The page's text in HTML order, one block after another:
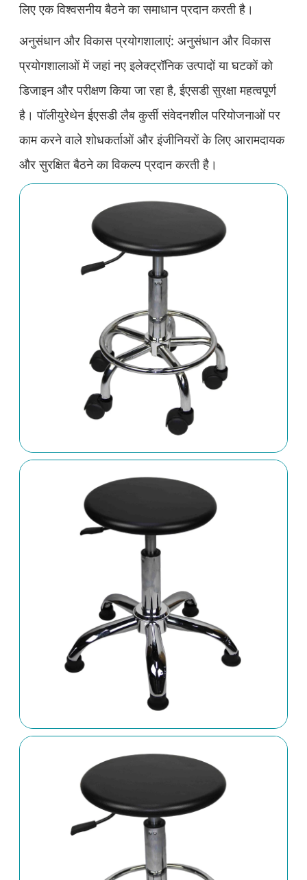
लिए एक विश्वसनीय बैठने का समाधान प्रदान करती है।
अनुसंधान और विकास प्रयोगशालाएं: अनुसंधान और विकास
प्रयोगशालाओं में जहां नए इलेक्ट्रॉनिक उत्पादों या घटकों को
डिजाइन और परीक्षण किया जा रहा है, ईएसडी सुरक्षा महत्वपूर्ण
है। पॉलीयुरेथेन ईएसडी लैब कुर्सी संवेदनशील परियोजनाओं पर
काम करने वाले शोधकर्ताओं और इंजीनियरों के लिए आरामदायक
और सुरक्षित बैठने का विकल्प प्रदान करती है।